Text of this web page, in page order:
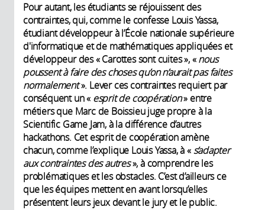
Pour autant, les étudiants se réjouissent des
contraintes, qui, comme le confesse Louis Yassa,
étudiant développeur à l’École nationale supérieure
d'informatique et de mathématiques appliquées et
développeur des « Carottes sont cuites », «nous
poussent à faire des choses qu’on n’aurait pas faites
normalement». Lever ces contraintes requiert par
conséquent un « esprit de coopération» entre
métiers que Marc de Boissieu juge propre à la
Scientific Game Jam, à la différence d’autres
hackathons. Cet esprit de coopération amène
chacun, comme l’explique Louis Yassa, à «s’adapter
aux contraintes des autres», à comprendre les
problématiques et les obstacles. C’est d’ailleurs ce
que les équipes mettent en avant lorsqu’elles
présentent leurs jeux devant le jury et le public.